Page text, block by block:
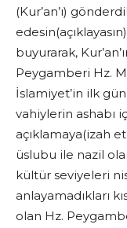
(Kur’an’ı)
buyurarak,
Peygamberi Hz.
İslamiyet’in ilk
vahiylerin ashabı
açıklamaya(izah
üslubu ile nazil
kültür seviyeleri
anlayamadıkları
olan Hz.